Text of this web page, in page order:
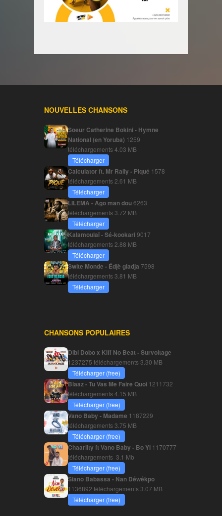
NOUVELLES CHANSONS
Soeur Catherine Bokini - Hymne
National (en Yoruba) 1259
téléchargements4.03 MB
Télécharger
Calculator ft. Mr Rally - Piqué 1578
téléchargements 2.61 MB
Télécharger
LILEMA - Ago man dou6263
téléchargements3.72 MB
Télécharger
Kalamoulaï - Sé-kookari9017
téléchargements 2.88 MB
Télécharger
Swite Monde - Édjè gladja 7598
téléchargements3.81 MB
Télécharger
CHANSONS POPULAIRES
Dibi Dobo x Kiff No Beat - Survoltage
1237275 téléchargements3.30 MB
Télécharger (free)
Blaaz - Tu Vas Me Faire Quoi 1211732
téléchargements4.15 MB
Télécharger (free)
Vano Baby - Madame 1187229
téléchargements3.75 MB
Télécharger (free)
Chaarlity ft Vano Baby - Bo Yi 1170777
téléchargements 3.1 Mb
Télécharger (free)
Siano Babassa - Nan Déwékpo
1136892 téléchargements3.07 MB
Télécharger (free)